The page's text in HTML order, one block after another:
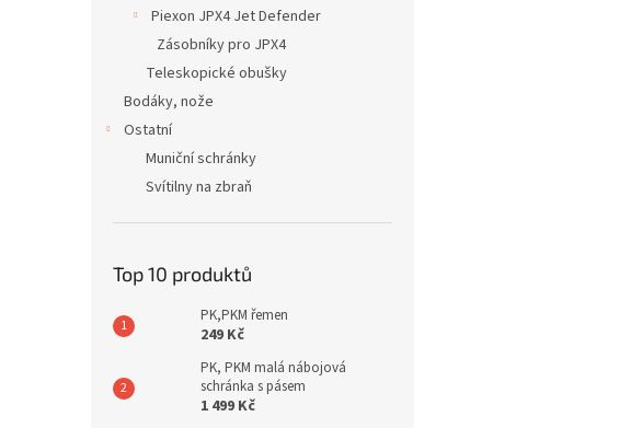
Piexon JPX4 Jet Defender
Zásobníky pro JPX4
Teleskopické obušky
Bodáky, nože
Ostatní
Muniční schránky
Svítilny na zbraň
Top 10 produktů
PK,PKM řemen
249 Kč
PK, PKM malá nábojová
schránka s pásem
1 499 Kč